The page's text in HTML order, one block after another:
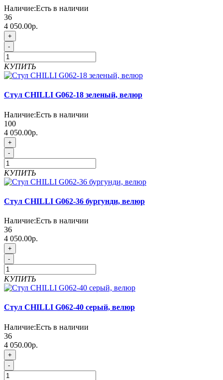
Наличие:Есть в наличии
36
4 050.00р.
+
-
КУПИТЬ
Стул CHILLI G062-18 зеленый, велюр
Наличие:Есть в наличии
100
4 050.00р.
+
-
КУПИТЬ
Стул CHILLI G062-36 бургунди, велюр
Наличие:Есть в наличии
36
4 050.00р.
+
-
КУПИТЬ
Стул CHILLI G062-40 серый, велюр
Наличие:Есть в наличии
36
4 050.00р.
+
-